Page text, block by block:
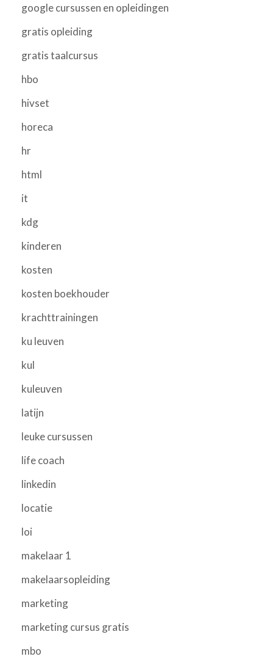
google cursussen en opleidingen
gratis opleiding
gratis taalcursus
hbo
hivset
horeca
hr
html
it
kdg
kinderen
kosten
kosten boekhouder
krachttrainingen
ku leuven
kul
kuleuven
latijn
leuke cursussen
life coach
linkedin
locatie
loi
makelaar 1
makelaarsopleiding
marketing
marketing cursus gratis
mbo